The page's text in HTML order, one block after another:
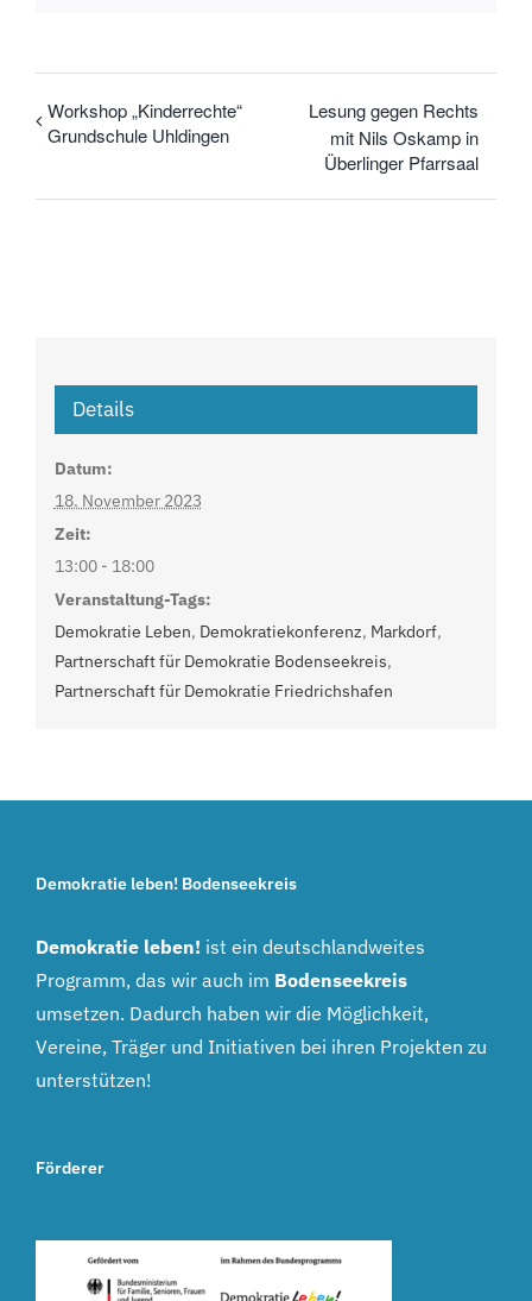
Workshop „Kinderrechte“
Grundschule Uhldingen
Lesung gegen Rechts
mit Nils Oskamp in
Überlinger Pfarrsaal
Details
Datum:
18. November 2023
Zeit:
13:00 - 18:00
Veranstaltung-Tags:
Demokratie Leben, Demokratiekonferenz, Markdorf,
Partnerschaft für Demokratie Bodenseekreis,
Partnerschaft für Demokratie Friedrichshafen
Demokratie leben! Bodenseekreis
Demokratie leben! ist ein deutschlandweites
Programm, das wir auch im Bodenseekreis
umsetzen. Dadurch haben wir die Möglichkeit,
Vereine, Träger und Initiativen bei ihren Projekten zu
unterstützen!
Förderer